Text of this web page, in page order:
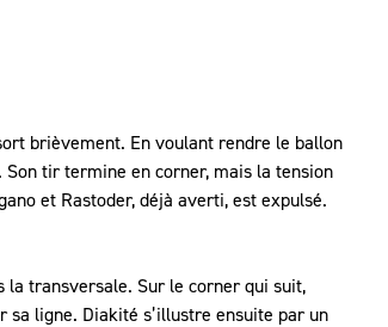
brièvement. En voulant rendre le ballon
tir termine en corner, mais la tension
et Rastoder, déjà averti, est expulsé.
la transversale. Sur le corner qui suit,
sa ligne. Diakité s’illustre ensuite par un